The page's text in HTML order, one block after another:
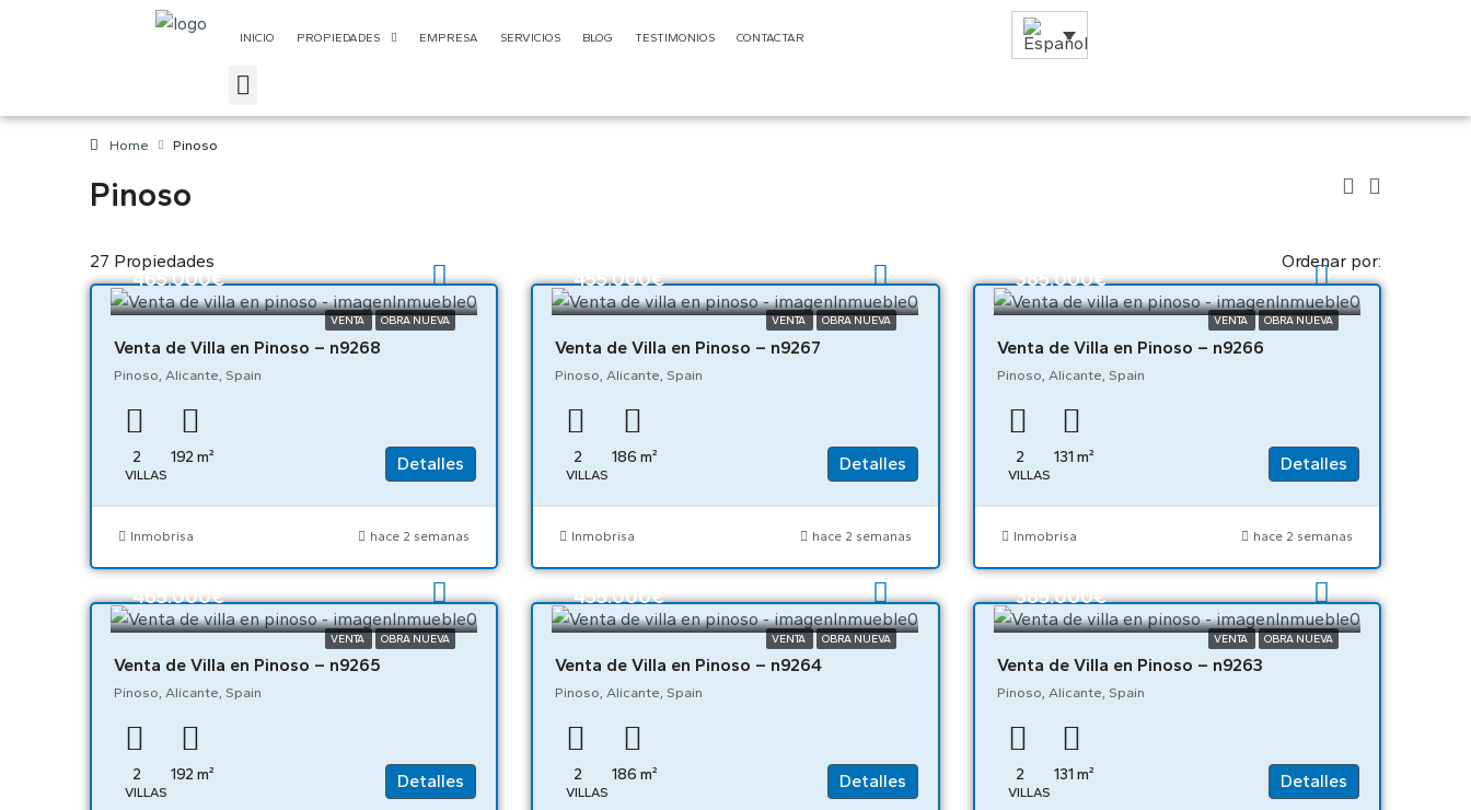
INICIO PROPIEDADES EMPRESA SERVICIOS BLOG TESTIMONIOS CONTACTAR
Home Pinoso
Pinoso
27 Propiedades Ordenar por:
VENTA OBRA NUEVA
465.000€
Venta de Villa en Pinoso – n9268
Pinoso, Alicante, Spain
2 192 m²
VILLAS
Detalles
Inmobrisa hace 2 semanas
VENTA OBRA NUEVA
455.000€
Venta de Villa en Pinoso – n9267
Pinoso, Alicante, Spain
2 186 m²
VILLAS
Detalles
Inmobrisa hace 2 semanas
VENTA OBRA NUEVA
385.000€
Venta de Villa en Pinoso – n9266
Pinoso, Alicante, Spain
2 131 m²
VILLAS
Detalles
Inmobrisa hace 2 semanas
VENTA OBRA NUEVA
465.000€
Venta de Villa en Pinoso – n9265
Pinoso, Alicante, Spain
2 192 m²
VILLAS
Detalles
VENTA OBRA NUEVA
455.000€
Venta de Villa en Pinoso – n9264
Pinoso, Alicante, Spain
2 186 m²
VILLAS
Detalles
VENTA OBRA NUEVA
385.000€
Venta de Villa en Pinoso – n9263
Pinoso, Alicante, Spain
2 131 m²
VILLAS
Detalles